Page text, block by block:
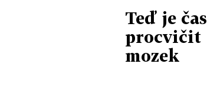
Teď je čas
procvičit
mozek